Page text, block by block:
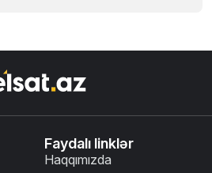
Faydalı linklər
Haqqımızda